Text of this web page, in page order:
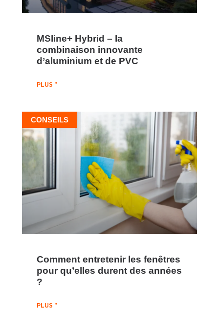
MSline+ Hybrid – la
combinaison innovante
d’aluminium et de PVC
PLUS "
CONSEILS
Comment entretenir les fenêtres
pour qu’elles durent des années
?
PLUS "